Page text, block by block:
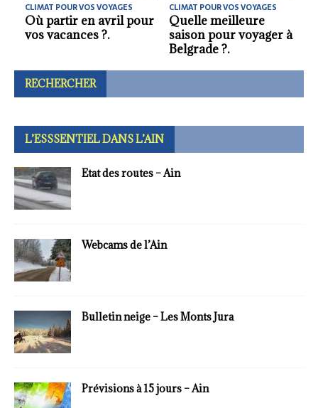
CLIMAT POUR VOS VOYAGES
Quelle meilleure
saison pour visiter la
CLIMAT POUR VOS VOYAGES
Où partir profiter du
soleil en mars ?.
RECHERCHER
L’ESSSENTIEL DANS L’AIN
Etat des routes – Ain
Webcams de l’Ain
Bulletin neige – Les Monts Jura
Prévisions à 15 jours – Ain